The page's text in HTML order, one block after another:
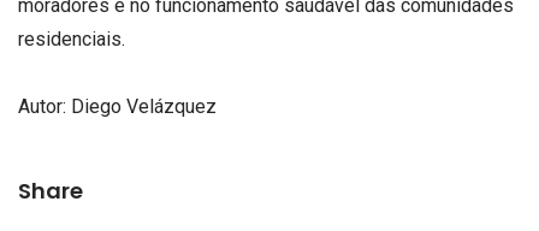
moradores e no funcionamento saudável das comunidades
residenciais.
Autor: Diego Velázquez
Share